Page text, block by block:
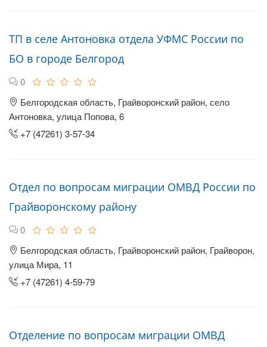
ТП в селе Антоновка отдела УФМС России по
БО в городе Белгород
0
Белгородская область, Грайворонский район, село
Антоновка, улица Попова, 6
+7 (47261) 3-57-34
Отдел по вопросам миграции ОМВД России по
Грайворонскому району
0
Белгородская область, Грайворонский район, Грайворон,
улица Мира, 11
+7 (47261) 4-59-79
Отделение по вопросам миграции ОМВД